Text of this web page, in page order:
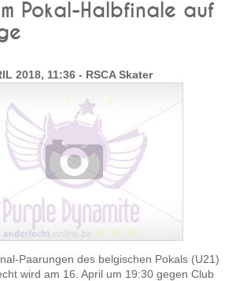
Pokal-Halbfinale auf
2018, 11:36 - RSCA Skater
Paarungen des belgischen Pokals (U21)
wird am 16. April um 19:30 gegen Club